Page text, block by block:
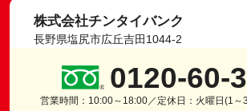
株式会社チンタイバンク
長野県塩尻市広丘吉田1044-2
0120-60-
営業時間：10:00～18:00／定休日：火曜日(1～